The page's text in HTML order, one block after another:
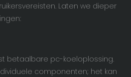
Laten we dieper
betaalbare pc-koeloplossing.
componenten; het kan